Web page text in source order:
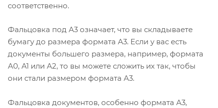
соответственно.
Фальцовка под А3 означает, что вы складываете
бумагу до размера формата А3. Если у вас есть
документы большего размера, например, формата
А0, А1 или А2, то вы можете сложить их так, чтобы
они стали размером формата А3.
Фальцовка документов, особенно формата А3,